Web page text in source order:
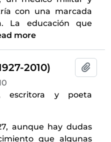
con una marcada
La educación que
more
2010)
escritora y poeta
aunque hay dudas
que algunas